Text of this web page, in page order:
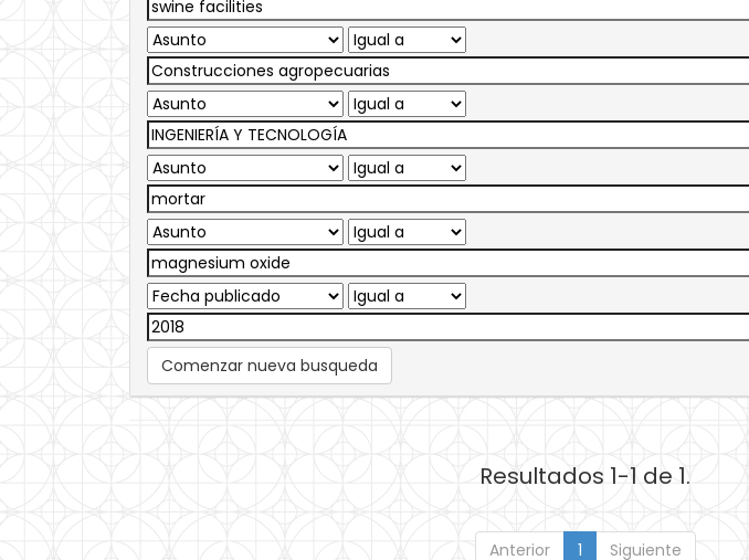
Comenzar nueva busqueda
Resultados 1-1 de 1.
Anterior 1 Siguiente